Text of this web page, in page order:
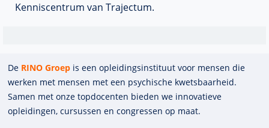
Kenniscentrum van Trajectum.
De RINO Groep is een opleidings­insti­tuut voor mensen die
werken met mensen met een psychische kwets­baar­heid.
Samen met onze top­docenten bieden we innova­tieve
opleidingen, cursussen en congres­sen op maat.